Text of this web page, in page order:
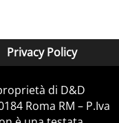
Privacy Policy
di D&D
Roma RM – P.Iva